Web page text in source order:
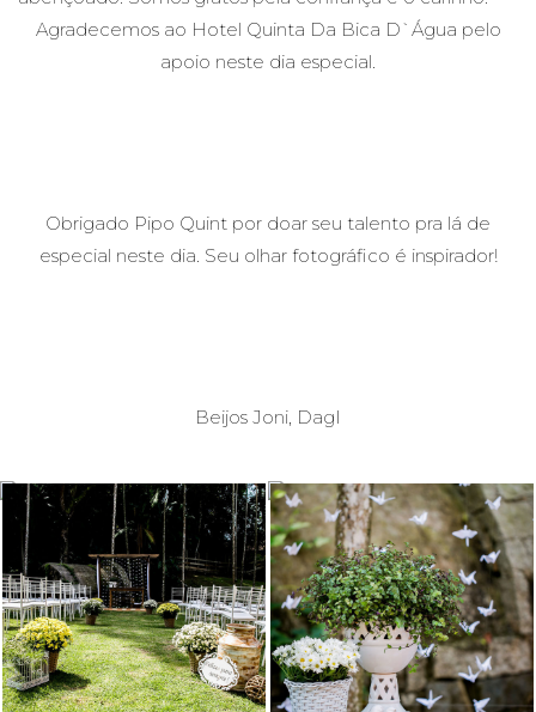
Agradecemos ao Hotel Quinta Da Bica D`Água pelo
apoio neste dia especial.
Obrigado Pipo Quint por doar seu talento pra lá de
especial neste dia. Seu olhar fotográfico é inspirador!
Beijos Joni, DagI